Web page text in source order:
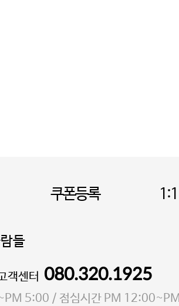
쿠폰등록
들
영환| 개인정보관리책임자 김상현
별시 마포구 마포대로4다길 41 마포
객센터 080.320.1925
5:00 / 점심시간 PM